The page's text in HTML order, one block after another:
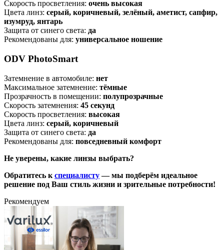
Скорость просветления: очень высокая
Цвета линз: серый, коричневый, зелёный, аметист, сапфир,
изумруд, янтарь
Защита от синего света: да
Рекомендованы для: универсальное ношение
ODV PhotoSmart
Затемнение в автомобиле: нет
Максимальное затемнение: тёмные
Прозрачность в помещении: полупрозрачные
Скорость затемнения: 45 секунд
Скорость просветления: высокая
Цвета линз: серый, коричневый
Защита от синего света: да
Рекомендованы для: повседневный комфорт
Не уверены, какие линзы выбрать?
Обратитесь к специалисту— мы подберём идеальное
решение под Ваш стиль жизни и зрительные потребности!
Рекомендуем